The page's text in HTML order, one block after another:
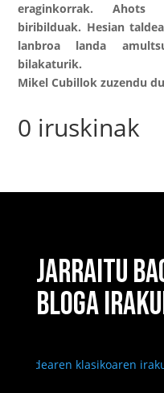
eraginkorrak. Ahots
biribilduak. Hesian
lanbroa landa
bilakaturik.
Mikel Cubillok zuzendu
0 iruskinak
JARRAITU
BLOGA